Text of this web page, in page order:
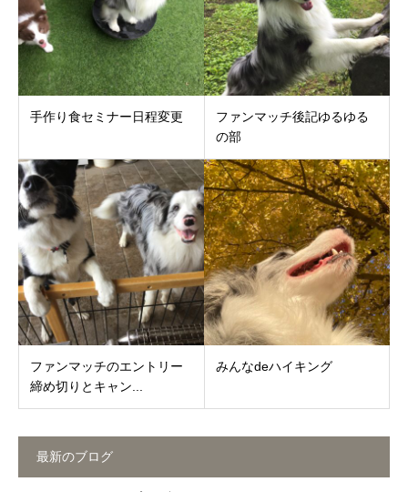
手作り食セミナー日程変更
ファンマッチ後記ゆるゆる
の部
ファンマッチのエントリー
締め切りとキャン...
みんなdeハイキング
最新のブログ